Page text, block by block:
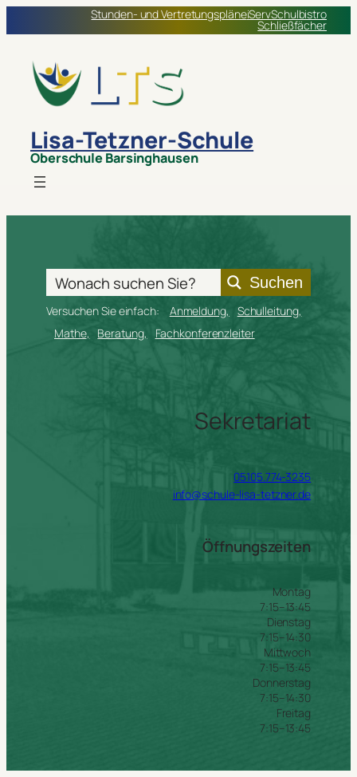
Inhalt
Stunden- und VertretungspläneiServSchulbistro
Schließfächer
Lisa-Tetzner-Schule
Oberschule Barsinghausen
Suchen
Versuchen Sie einfach: Anmeldung
Schulleitung
Mathe
Beratung Fachkonferenzleiter
Sekretariat
05105.774-3235
info@schule-lisa-tetzner.de
Öffnungszeiten
Montag
7:15–13:45
Dienstag
7:15–14:30
Mittwoch
7:15–13:45
Donnerstag
7:15–14:30
Freitag
7:15–13:45